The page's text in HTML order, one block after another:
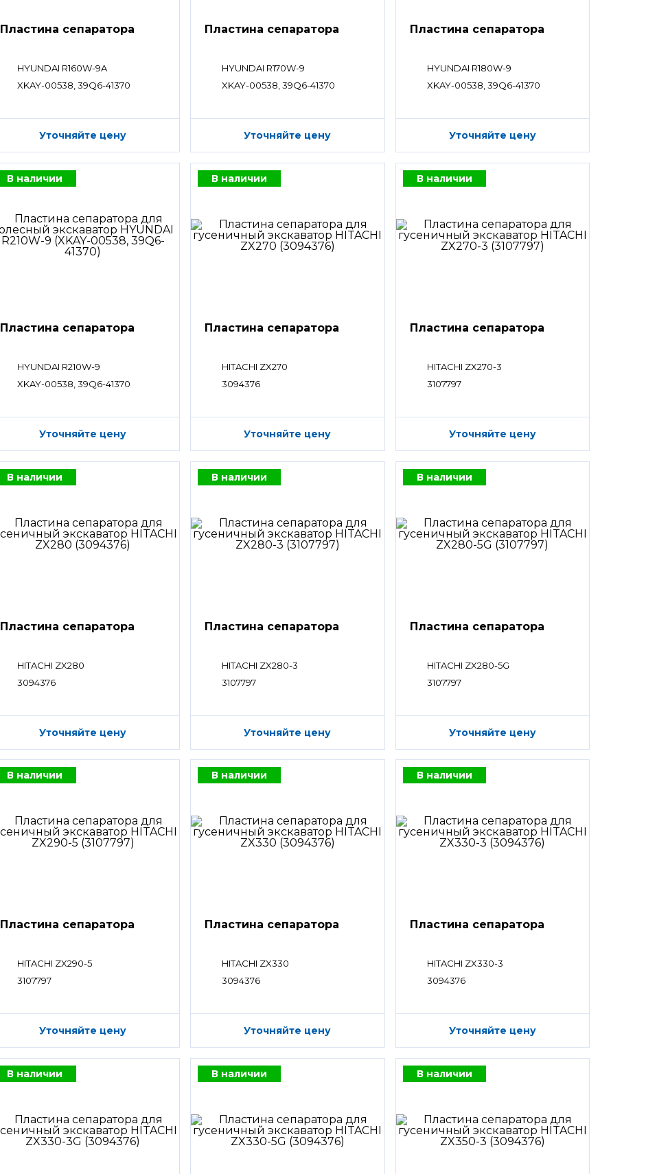
Пластина сепаратора
HYUNDAI R160W-9A
XKAY-00538, 39Q6-41370
Уточняйте цену
Пластина сепаратора
HYUNDAI R170W-9
XKAY-00538, 39Q6-41370
Уточняйте цену
Пластина сепаратора
HYUNDAI R180W-9
XKAY-00538, 39Q6-41370
Уточняйте цену
В наличии
Пластина сепаратора
HYUNDAI R210W-9
XKAY-00538, 39Q6-41370
Уточняйте цену
В наличии
Пластина сепаратора
HITACHI ZX270
3094376
Уточняйте цену
В наличии
Пластина сепаратора
HITACHI ZX270-3
3107797
Уточняйте цену
В наличии
Пластина сепаратора
HITACHI ZX280
3094376
Уточняйте цену
В наличии
Пластина сепаратора
HITACHI ZX280-3
3107797
Уточняйте цену
В наличии
Пластина сепаратора
HITACHI ZX280-5G
3107797
Уточняйте цену
В наличии
Пластина сепаратора
HITACHI ZX290-5
3107797
Уточняйте цену
В наличии
Пластина сепаратора
HITACHI ZX330
3094376
Уточняйте цену
В наличии
Пластина сепаратора
HITACHI ZX330-3
3094376
Уточняйте цену
В наличии В наличии В наличии